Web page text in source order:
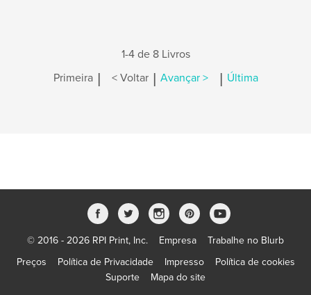
1-4 de 8 Livros
Primeira | < Voltar | Avançar > | Última
© 2016 - 2026 RPI Print, Inc. Empresa
Trabalhe no Blurb
Preços
Política de Privacidade Impresso
Política de cookies
Suporte
Mapa do site